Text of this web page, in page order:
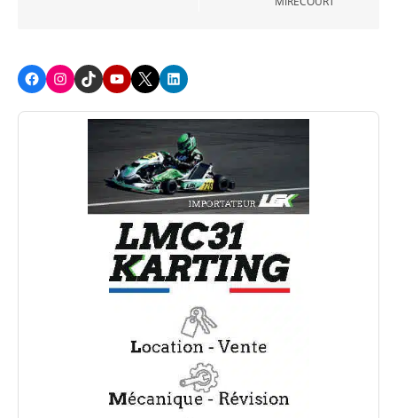
FacebookInstagram
TikTokYoutube
X LinkedIn